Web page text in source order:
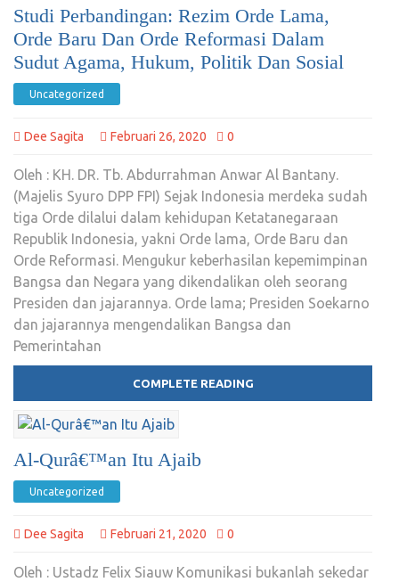
Studi Perbandingan: Rezim Orde Lama,
Orde Baru Dan Orde Reformasi Dalam
Sudut Agama, Hukum, Politik Dan Sosial
Uncategorized
Dee Sagita Februari 26, 2020 0
Oleh : KH. DR. Tb. Abdurrahman Anwar Al Bantany.
(Majelis Syuro DPP FPI) Sejak Indonesia merdeka sudah
tiga Orde dilalui dalam kehidupan Ketatanegaraan
Republik Indonesia, yakni Orde lama, Orde Baru dan
Orde Reformasi. Mengukur keberhasilan kepemimpinan
Bangsa dan Negara yang dikendalikan oleh seorang
Presiden dan jajarannya. Orde lama; Presiden Soekarno
dan jajarannya mengendalikan Bangsa dan
Pemerintahan
COMPLETE READING
Al-Qurâ€™an Itu Ajaib
Uncategorized
Dee Sagita Februari 21, 2020 0
Oleh : Ustadz Felix Siauw Komunikasi bukanlah sekedar